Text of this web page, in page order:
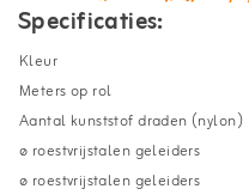
Specificaties:
Kleur
Meters op rol
Aantal kunststof draden (nylon)
ø roestvrijstalen geleiders
ø roestvrijstalen geleiders